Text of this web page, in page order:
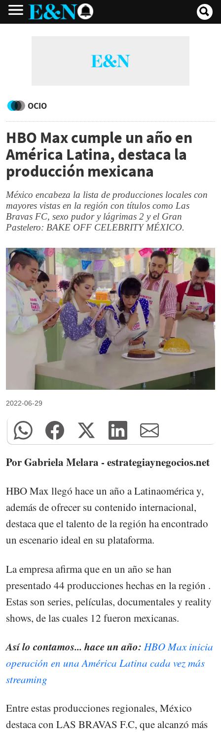
OCIO
HBO Max cumple un año en
América Latina, destaca la
producción mexicana
México encabeza la lista de producciones locales con
mayores vistas en la región con títulos como Las
Bravas FC, sexo pudor y lágrimas 2 y el Gran
Pastelero: BAKE OFF CELEBRITY MÉXICO.
2022-06-29
Por Gabriela Melara - estrategiaynegocios.net
HBO Max llegó hace un año a Latinaomérica y,
además de ofrecer su contenido internacional,
destaca que el talento de la región ha encontrado
un escenario ideal en su plataforma.
La empresa afirma que en un año se han
presentado 44 producciones hechas en la región .
Estas son series, películas, documentales y reality
shows, de las cuales 12 fueron mexicanas.
Así lo contamos... hace un año: HBO Max inicia
operación en una América Latina cada vez más
streaming
Entre estas producciones regionales, México
destaca con LAS BRAVAS F.C, que alcanzó más